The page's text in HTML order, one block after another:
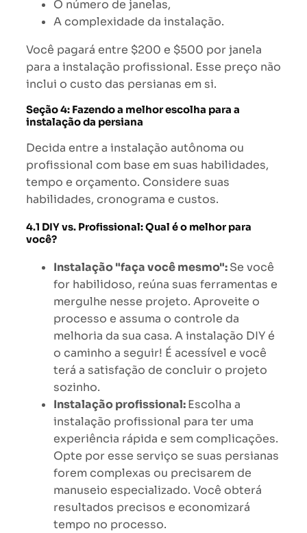
O número de janelas,
A complexidade da instalação.
Você pagará entre $200 e $500 por janela
para a instalação profissional. Esse preço não
inclui o custo das persianas em si.
Seção 4: Fazendo a melhor escolha para a
instalação da persiana
Decida entre a instalação autônoma ou
profissional com base em suas habilidades,
tempo e orçamento. Considere suas
habilidades, cronograma e custos.
4.1 DIY vs. Profissional: Qual é o melhor para
você?
Instalação "faça você mesmo":Se você
for habilidoso, reúna suas ferramentas e
mergulhe nesse projeto. Aproveite o
processo e assuma o controle da
melhoria da sua casa. A instalação DIY é
o caminho a seguir! É acessível e você
terá a satisfação de concluir o projeto
sozinho.
Instalação profissional:Escolha a
instalação profissional para ter uma
experiência rápida e sem complicações.
Opte por esse serviço se suas persianas
forem complexas ou precisarem de
manuseio especializado. Você obterá
resultados precisos e economizará
tempo no processo.